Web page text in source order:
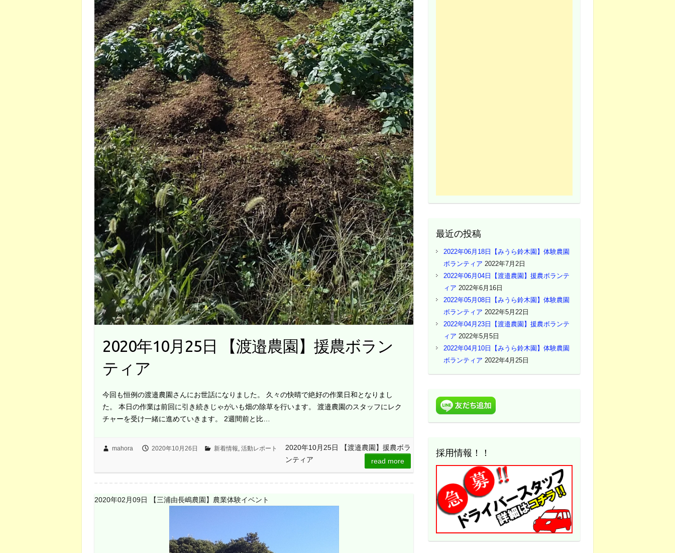
2020年10月25日 【渡邉農園】援農ボラン
ティア
今回も恒例の渡邉農園さんにお世話になりました。 久々の快晴で絶好の作業日和となりまし
た。 本日の作業は前回に引き続きじゃがいも畑の除草を行います。 渡邉農園のスタッフにレク
チャーを受け一緒に進めていきます。 2週間前と比…
mahora 2020年10月26日 新着情報 活動レポート
2020年10月25日 【渡邉農園】援農ボラ
ンティア
read more
2020年02月09日 【三浦由長嶋農園】農業体験イベント
最近の投稿
2022年06月18日【みうら鈴木園】体験農園
ボランティア 2022年7月2日
2022年06月04日【渡邉農園】援農ボランテ
ィア 2022年6月16日
2022年05月08日【みうら鈴木園】体験農園
ボランティア 2022年5月22日
2022年04月23日【渡邉農園】援農ボランテ
ィア 2022年5月5日
2022年04月10日【みうら鈴木園】体験農園
ボランティア 2022年4月25日
採用情報！！